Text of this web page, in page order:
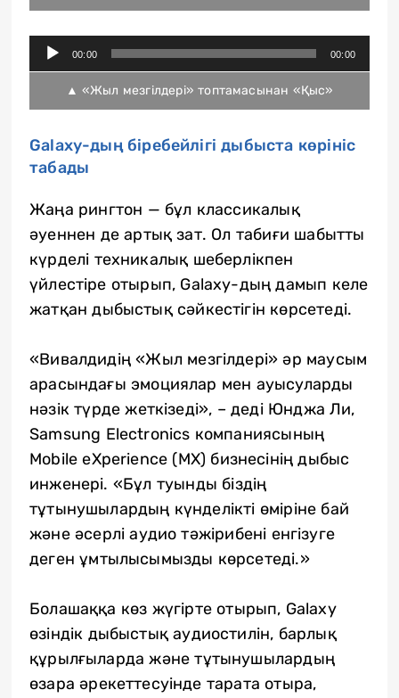
Audio
Player
00:00 00:00
▲ «Жыл мезгілдері» топтамасынан «Қыс»
Galaxy-дың біребейлігі дыбыста көрініс
табады
Жаңа рингтон — бұл классикалық
әуеннен де артық зат. Ол табиғи шабытты
күрделі техникалық шеберлікпен
үйлестіре отырып, Galaxy-дың дамып келе
жатқан дыбыстық сәйкестігін көрсетеді.
«Вивалдидің «Жыл мезгілдері» әр маусым
арасындағы эмоциялар мен ауысуларды
нәзік түрде жеткізеді», – деді Юнджа Ли,
Samsung Electronics компаниясының
Mobile eXperience (MX) бизнесінің дыбыс
инженері. «Бұл туынды біздің
тұтынушылардың күнделікті өміріне бай
және әсерлі аудио тәжірибені енгізуге
деген ұмтылысымызды көрсетеді.»
Болашаққа көз жүгірте отырып, Galaxy
өзіндік дыбыстық аудиостилін, барлық
құрылғыларда және тұтынушылардың
өзара әрекеттесуінде тарата отыра,